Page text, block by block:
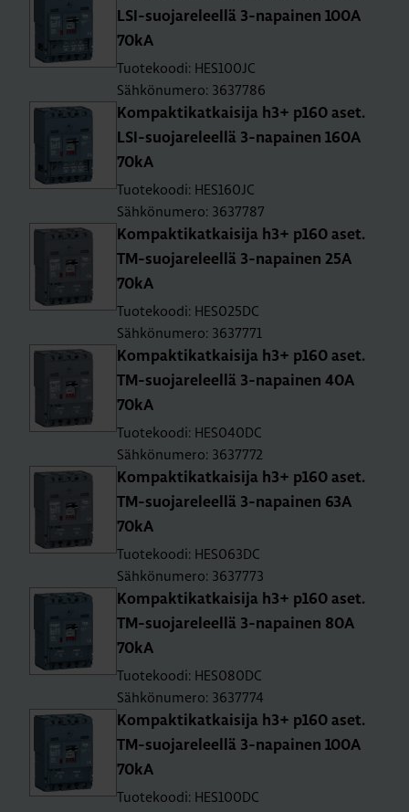
LSI-suo­ja­re­leel­lä 3-na­pai­nen 100A
70kA
Tuotekoodi: HES100JC
Sähkönumero: 3637786
Kom­pak­ti­kat­kai­si­ja h3+ p160 aset.
LSI-suo­ja­re­leel­lä 3-na­pai­nen 160A
70kA
Tuotekoodi: HES160JC
Sähkönumero: 3637787
Kom­pak­ti­kat­kai­si­ja h3+ p160 aset.
TM-suo­ja­re­leel­lä 3-na­pai­nen 25A
70kA
Tuotekoodi: HES025DC
Sähkönumero: 3637771
Kom­pak­ti­kat­kai­si­ja h3+ p160 aset.
TM-suo­ja­re­leel­lä 3-na­pai­nen 40A
70kA
Tuotekoodi: HES040DC
Sähkönumero: 3637772
Kom­pak­ti­kat­kai­si­ja h3+ p160 aset.
TM-suo­ja­re­leel­lä 3-na­pai­nen 63A
70kA
Tuotekoodi: HES063DC
Sähkönumero: 3637773
Kom­pak­ti­kat­kai­si­ja h3+ p160 aset.
TM-suo­ja­re­leel­lä 3-na­pai­nen 80A
70kA
Tuotekoodi: HES080DC
Sähkönumero: 3637774
Kom­pak­ti­kat­kai­si­ja h3+ p160 aset.
TM-suo­ja­re­leel­lä 3-na­pai­nen 100A
70kA
Tuotekoodi: HES100DC